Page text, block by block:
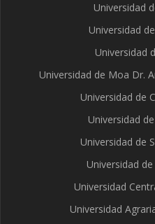
Universidad
Universidad
Universidad
Universidad de Moa Dr.
Universidad de
Universidad
Universidad de
Universidad
Universidad
Universidad